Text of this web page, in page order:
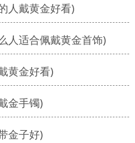
人戴黄金好看)
人适合佩戴黄金首饰)
黄金好看)
金手镯)
金子好)